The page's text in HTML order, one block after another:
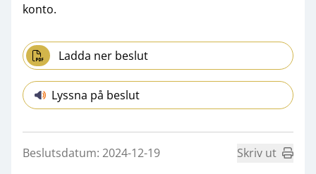
konto.
Ladda ner beslut
Lyssna på beslut
Beslutsdatum: 2024-12-19 Skriv ut